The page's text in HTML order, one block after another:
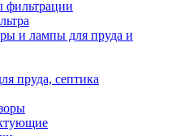
фильтрации
и лампы для пруда и
пруда, септика